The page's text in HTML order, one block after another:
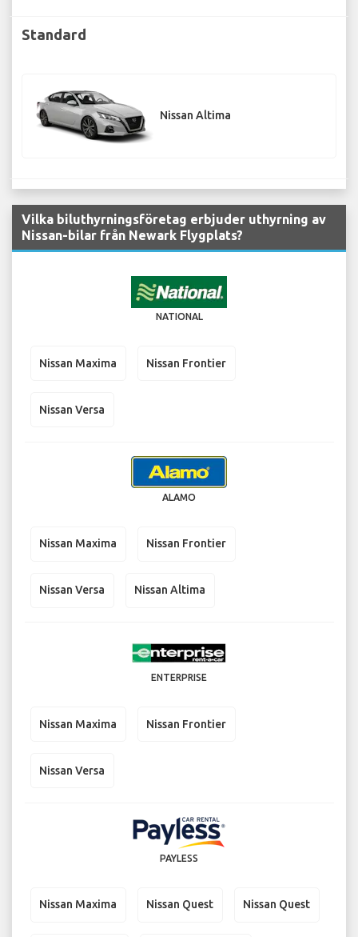
Standard
Nissan Altima
Vilka biluthyrningsföretag erbjuder uthyrning av
Nissan-bilar från Newark Flygplats?
NATIONAL
Nissan Maxima Nissan Frontier
Nissan Versa
ALAMO
Nissan Maxima Nissan Frontier
Nissan Versa Nissan Altima
ENTERPRISE
Nissan Maxima Nissan Frontier
Nissan Versa
PAYLESS
Nissan Maxima Nissan Quest Nissan Quest